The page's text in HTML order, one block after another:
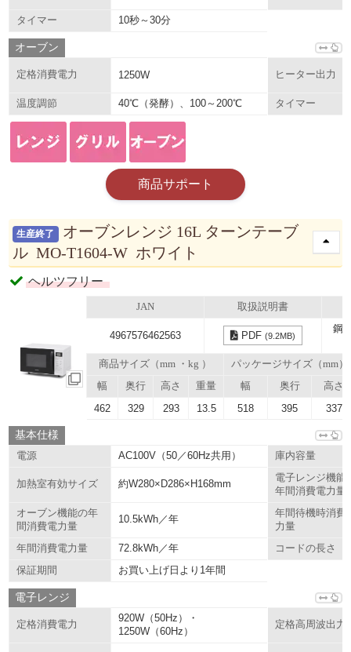
タイマー 10秒～30分
オーブン
定格消費電力 1250W ヒーター出力
温度調節 40℃（発酵）、100～200℃ タイマー
商品サポート
生産終了
オーブンレンジ 16L ターンテーブ
ル MO-T1604-W ホワイト
ヘルツフリー
JAN 取扱説明書
4967576462563 PDF(9.2MB)
鋼
商品サイズ（mm ・kg ）
パッケージサイズ（mm）
幅
奥行 高さ 重量 幅 奥行 高さ
462 329 293 13.5 518 395 337
基本仕様
電源 AC100V（50／60Hz共用） 庫内容量
加熱室有効サイズ 約W280×D286×H168mm
電子レンジ機能
年間消費電力量
オーブン機能の年
間消費電力量
10.5kWh／年
年間待機時消費
力量
年間消費電力量
72.8kWh／年
コードの長さ
保証期間
お買い上げ日より1年間
電子レンジ
定格消費電力
920W（50Hz）・
1250W（60Hz）
定格高周波出力